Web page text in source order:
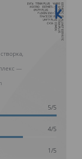
10 ЛЕТ ГАРАНТИИ
—
5/5
4/5
1/5